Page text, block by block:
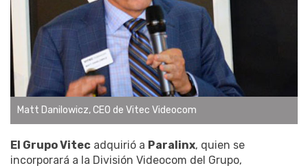
Matt Danilowicz, CEO de Vitec Videocom
El Grupo Vitec adquirió a Paralinx, quien se
incorporará a la División Videocom del Grupo,